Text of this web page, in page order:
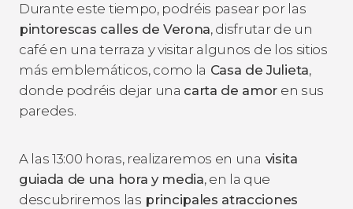
Durante este tiempo, podréis pasear por las
pintorescas calles de Verona, disfrutar de un
café en una terraza y visitar algunos de los sitios
más emblemáticos, como la Casa de Julieta,
donde podréis dejar una carta de amor en sus
paredes.
A las 13:00 horas, realizaremos en una visita
guiada de una hora y media, en la que
descubriremos las principales atracciones